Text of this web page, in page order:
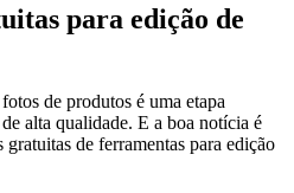
para edição de
de produtos é uma etapa
alta qualidade. E a boa notícia é
de ferramentas para edição